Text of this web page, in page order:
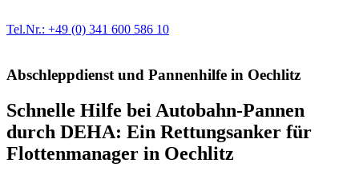
Tel.Nr.: +49 (0) 341 600 586 10
Abschleppdienst und Pannenhilfe in Oechlitz
Schnelle Hilfe bei Autobahn-Pannen
durch DEHA: Ein Rettungsanker für
Flottenmanager in Oechlitz